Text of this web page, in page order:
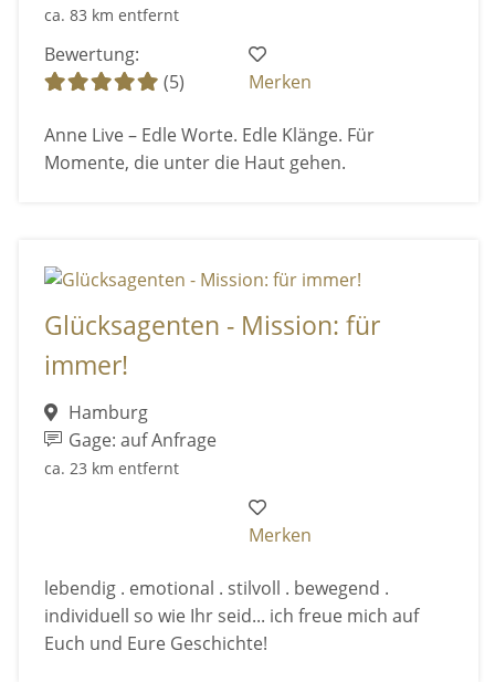
ca. 83 km entfernt
Bewertung:
(5)
Merken
Anne Live – Edle Worte. Edle Klänge. Für
Momente, die unter die Haut gehen.
Glücksagenten - Mission: für
immer!
Hamburg
Gage: auf Anfrage
ca. 23 km entfernt
Merken
lebendig . emotional . stilvoll . bewegend .
individuell so wie Ihr seid... ich freue mich auf
Euch und Eure Geschichte!